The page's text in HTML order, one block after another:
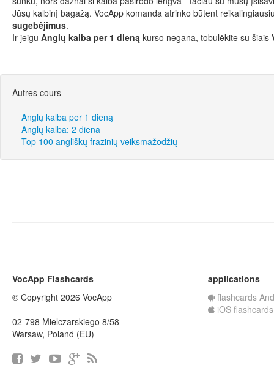
Jūsų kalbinį bagažą. VocApp komanda atrinko būtent
sugebėjimus.
Ir jeigu Anglų kalba per 1 dieną kurso negana, tobulėkite su šiais
Autres cours
Anglų kalba per 1 dieną
Anglų kalba: 2 diena
Top 100 angliškų frazinių veiksmažodžių
VocApp Flashcards
© Copyright 2026 VocApp
02-798 Mielczarskiego 8/58
Warsaw, Poland (EU)
applications
flashcards
iOS flashcards